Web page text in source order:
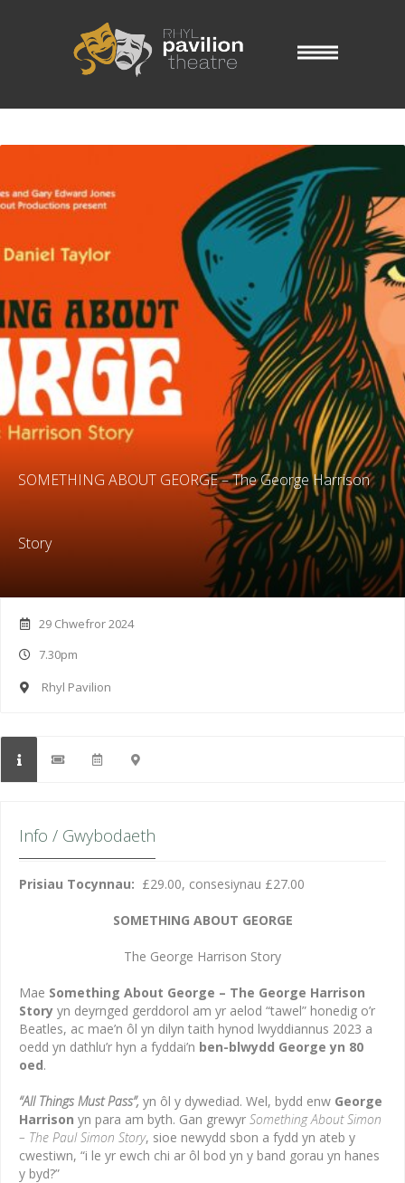
SOMETHING ABOUT GEORGE – The George Harrison
Story
29 Chwefror 2024
7.30pm
Rhyl Pavilion
Info / Gwybodaeth
Prisiau Tocynnau: £29.00, consesiynau £27.00
SOMETHING ABOUT GEORGE
The George Harrison Story
Mae Something About George – The George Harrison
Story yn deyrnged gerddorol am yr aelod “tawel” honedig o’r
Beatles, ac mae’n ôl yn dilyn taith hynod lwyddiannus 2023 a
oedd yn dathlu’r hyn a fyddai’n ben-blwydd George yn 80
oed.
“All Things Must Pass”, yn ôl y dywediad. Wel, bydd enw George
Harrison yn para am byth. Gan grewyr Something About Simon
– The Paul Simon Story, sioe newydd sbon a fydd yn ateb y
cwestiwn, “i le yr ewch chi ar ôl bod yn y band gorau yn hanes
y byd?”